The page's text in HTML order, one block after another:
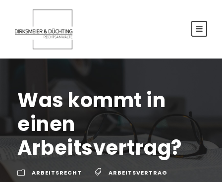
Was kommt in
einen
Arbeitsvertrag?
ARBEITSRECHT ARBEITSVERTRAG